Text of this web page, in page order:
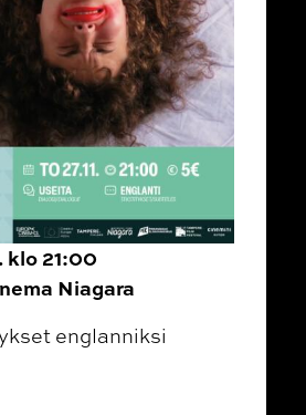
klo 21:00
Niagara
englanniksi